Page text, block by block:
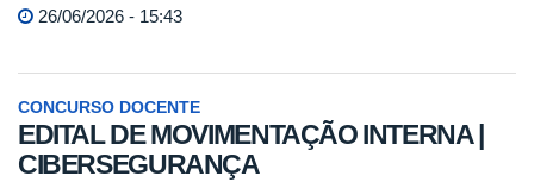
26/06/2026 - 15:43
CONCURSO DOCENTE
EDITAL DE MOVIMENTAÇÃO INTERNA |
CIBERSEGURANÇA